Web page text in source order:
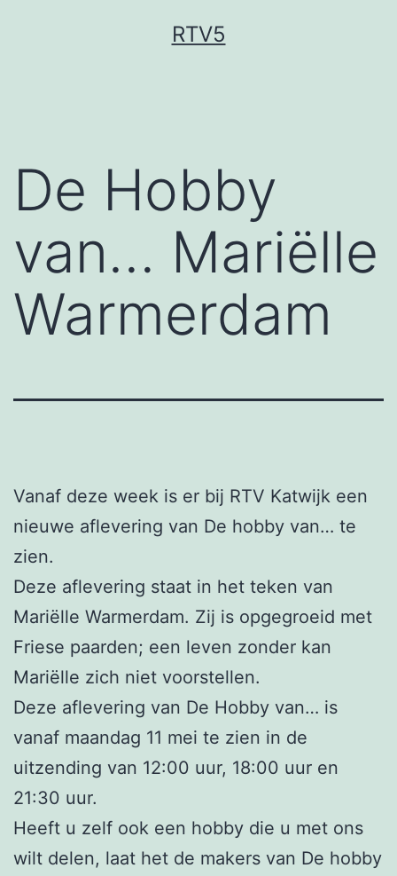
RTV5
De Hobby
van… Mariëlle
Warmerdam
Vanaf deze week is er bij RTV Katwijk een
nieuwe aflevering van De hobby van… te
zien.
Deze aflevering staat in het teken van
Mariëlle Warmerdam. Zij is opgegroeid met
Friese paarden; een leven zonder kan
Mariëlle zich niet voorstellen.
Deze aflevering van De Hobby van… is
vanaf maandag 11 mei te zien in de
uitzending van 12:00 uur, 18:00 uur en
21:30 uur.
Heeft u zelf ook een hobby die u met ons
wilt delen, laat het de makers van De hobby